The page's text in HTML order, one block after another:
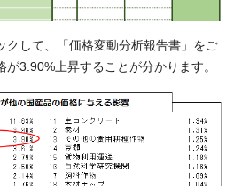
クして、「価格変動分析報告書」をご
3.90%上昇することが分かります。